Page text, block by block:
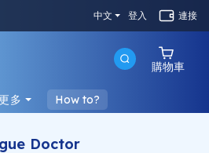
中文 登入 連接
購物車
多 How to?
Doctor